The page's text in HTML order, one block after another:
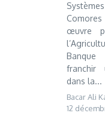
œuvre
Banque
franchir
dans la...
Bacar Ali
12